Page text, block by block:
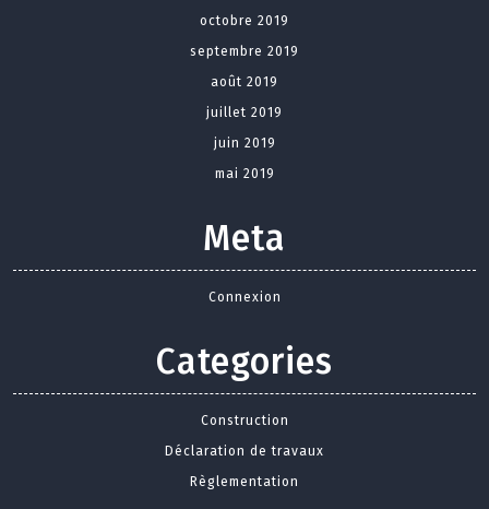
octobre 2019
septembre 2019
août 2019
juillet 2019
juin 2019
mai 2019
Meta
Connexion
Categories
Construction
Déclaration de travaux
Règlementation